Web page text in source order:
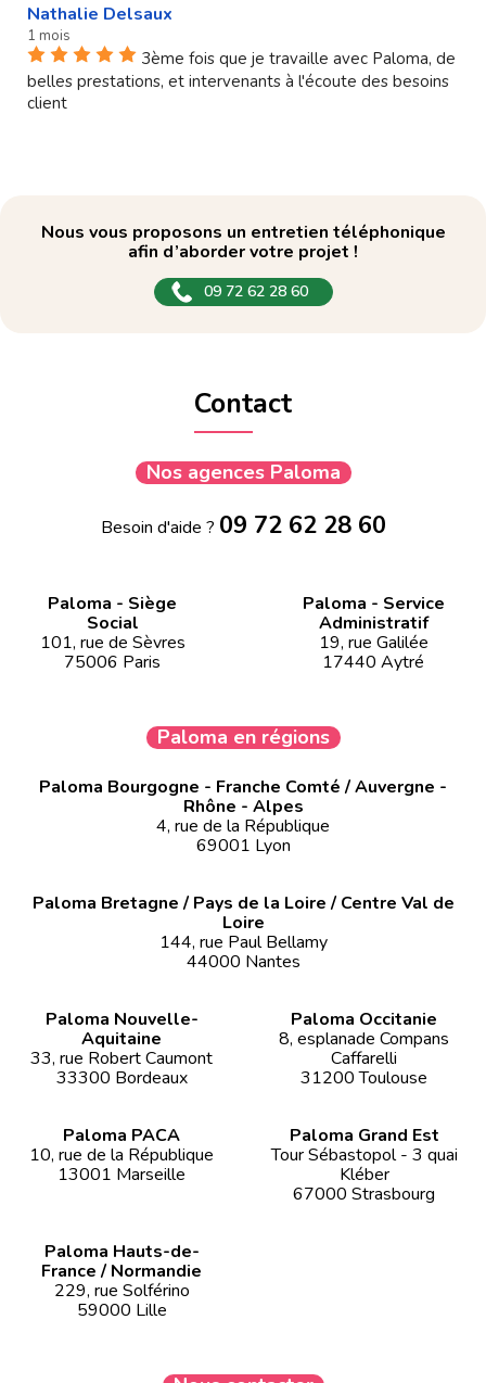
Nathalie Delsaux
1 mois
3ème fois que je travaille avec Paloma, de
belles prestations, et intervenants à l'écoute des besoins
client
Nous vous proposons un entretien téléphonique
afin d’aborder votre projet !
09 72 62 28 60
Contact
Nos agences Paloma
Besoin d'aide ? 09 72 62 28 60
Paloma - Siège
Social
101, rue de Sèvres
75006 Paris
Paloma - Service
Administratif
19, rue Galilée
17440 Aytré
Paloma en régions
Paloma Bourgogne - Franche Comté / Auvergne -
Rhône - Alpes
4, rue de la République
69001 Lyon
Paloma Bretagne / Pays de la Loire / Centre Val de
Loire
144, rue Paul Bellamy
44000 Nantes
Paloma Nouvelle-
Aquitaine
33, rue Robert Caumont
33300 Bordeaux
Paloma Occitanie
8, esplanade Compans
Caffarelli
31200 Toulouse
Paloma PACA
10, rue de la République
13001 Marseille
Paloma Grand Est
Tour Sébastopol - 3 quai
Kléber
67000 Strasbourg
Paloma Hauts-de-
France / Normandie
229, rue Solférino
59000 Lille